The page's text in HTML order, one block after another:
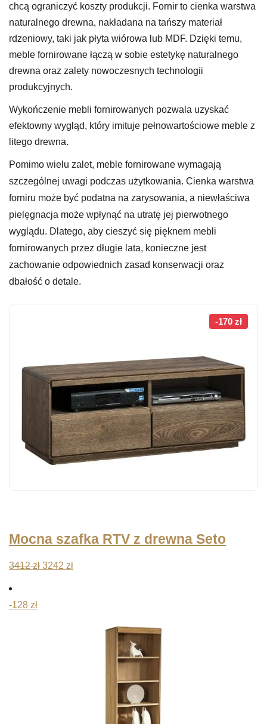
chcą ograniczyć koszty produkcji. Fornir to cienka warstwa
naturalnego drewna, nakładana na tańszy materiał
rdzeniowy, taki jak płyta wiórowa lub MDF. Dzięki temu,
meble fornirowane łączą w sobie estetykę naturalnego
drewna oraz zalety nowoczesnych technologii
produkcyjnych.
Wykończenie mebli fornirowanych pozwala uzyskać
efektowny wygląd, który imituje pełnowartościowe meble z
litego drewna.
Pomimo wielu zalet, meble fornirowane wymagają
szczególnej uwagi podczas użytkowania. Cienka warstwa
forniru może być podatna na zarysowania, a niewłaściwa
pielęgnacja może wpłynąć na utratę jej pierwotnego
wyglądu. Dlatego, aby cieszyć się pięknem mebli
fornirowanych przez długie lata, konieczne jest
zachowanie odpowiednich zasad konserwacji oraz
dbałość o detale.
-170 zł
Mocna szafka RTV z drewna Seto
3412zł Pierwotna
3242 złAktualna
-128 zł